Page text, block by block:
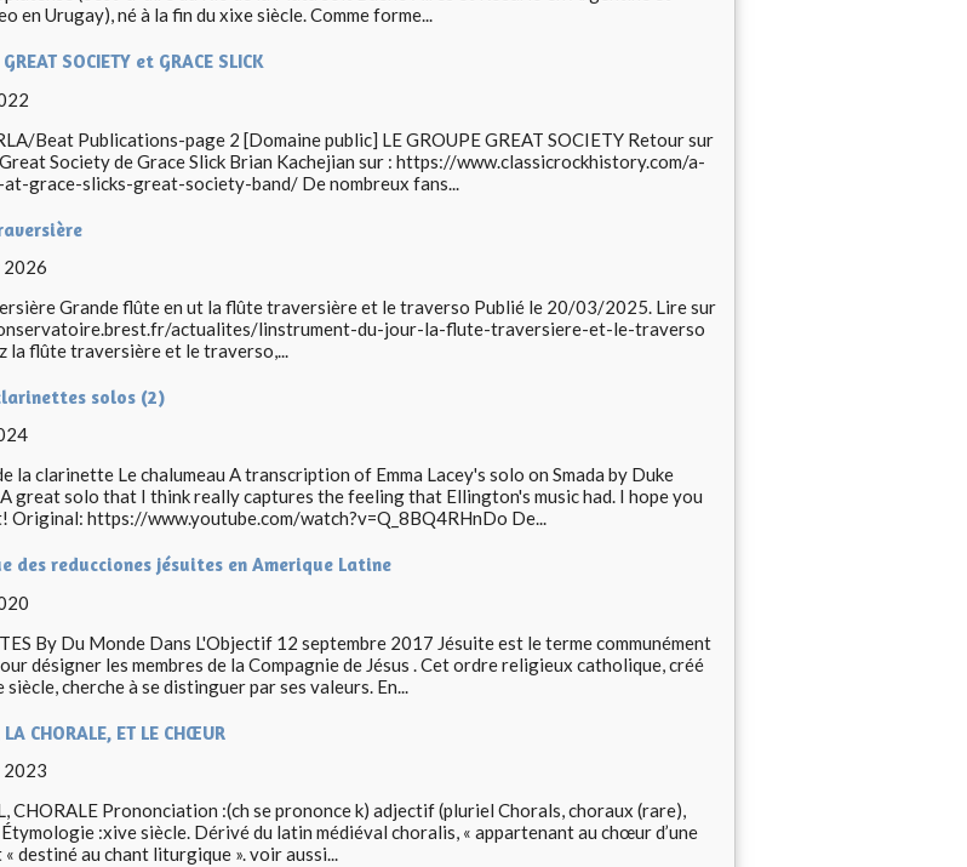
en Urugay), né à la fin du xixe siècle. Comme forme...
SOCIETY et GRACE SLICK
Beat Publications-page 2 [Domaine public] LE GROUPE GREAT SOCIETY Retour sur
Society de Grace Slick Brian Kachejian sur : https://www.classicrockhistory.com/a-
grace-slicks-great-society-band/ De nombreux fans...
2026
Grande flûte en ut la flûte traversière et le traverso Publié le 20/03/2025. Lire sur
actualites/linstrument-du-jour-la-flute-traversiere-et-le-traverso
la flûte traversière et le traverso,...
solos (2)
la clarinette Le chalumeau A transcription of Emma Lacey's solo on Smada by Duke
great solo that I think really captures the feeling that Ellington's music had. I hope you
Original: https://www.youtube.com/watch?v=Q_8BQ4RHnDo De...
des reducciones jésuites en Amerique Latine
By Du Monde Dans L'Objectif 12 septembre 2017 Jésuite est le terme communément
désigner les membres de la Compagnie de Jésus . Cet ordre religieux catholique, créé
siècle, cherche à se distinguer par ses valeurs. En...
LA CHORALE, ET LE CHŒUR
CHORALE Prononciation :(ch se prononce k) adjectif (pluriel Chorals, choraux (rare),
:xive siècle. Dérivé du latin médiéval choralis, « appartenant au chœur d’une
« destiné au chant liturgique ». voir aussi...